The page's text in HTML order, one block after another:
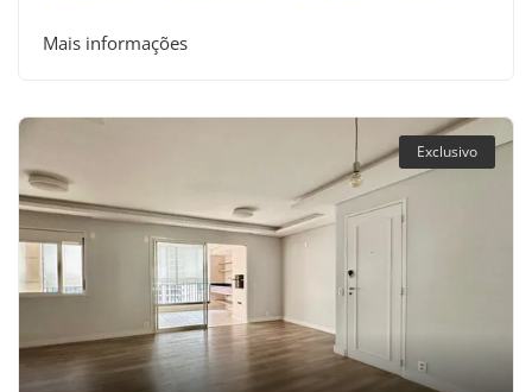
Mais informações
Exclusivo